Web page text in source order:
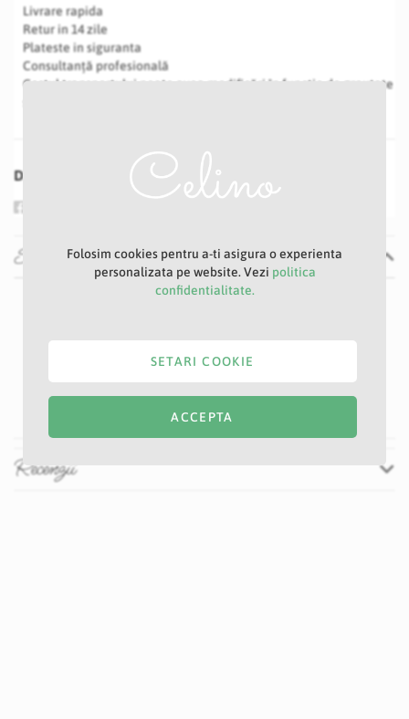
Livrare rapida
Retur in 14 zile
Plateste in siguranta
Consultanță profesională
Costul transportului poate avea modificări în funcție de greutate
Distribuie
Specificatii
20 cm
Recenzii
Folosim cookies pentru a-ti asigura o experienta
personalizata pe website. Vezi politica
confidentialitate.
ACCEPTA
SETARI COOKIE